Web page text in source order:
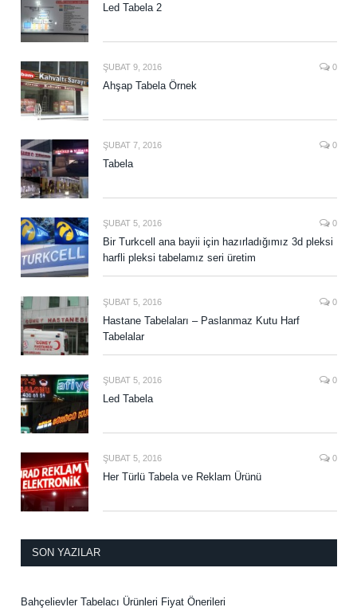
Led Tabela 2
ŞUBAT 9, 2016 0
Ahşap Tabela Örnek
ŞUBAT 7, 2016 0
Tabela
ŞUBAT 5, 2016 0
Bir Turkcell ana bayii için hazırladığımız 3d pleksi
harfli pleksi tabelamız seri üretim
ŞUBAT 5, 2016 0
Hastane Tabelaları – Paslanmaz Kutu Harf
Tabelalar
ŞUBAT 5, 2016 0
Led Tabela
ŞUBAT 5, 2016 0
Her Türlü Tabela ve Reklam Ürünü
SON YAZILAR
Bahçelievler Tabelacı Ürünleri Fiyat Önerileri